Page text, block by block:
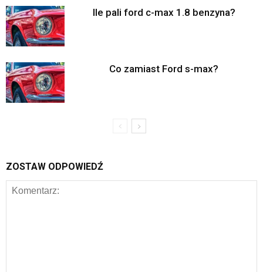
Ile pali ford c-max 1.8 benzyna?
Co zamiast Ford s-max?
ZOSTAW ODPOWIEDŹ